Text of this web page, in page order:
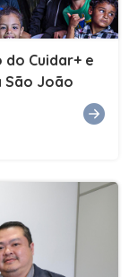
Cuidar+ e
São João